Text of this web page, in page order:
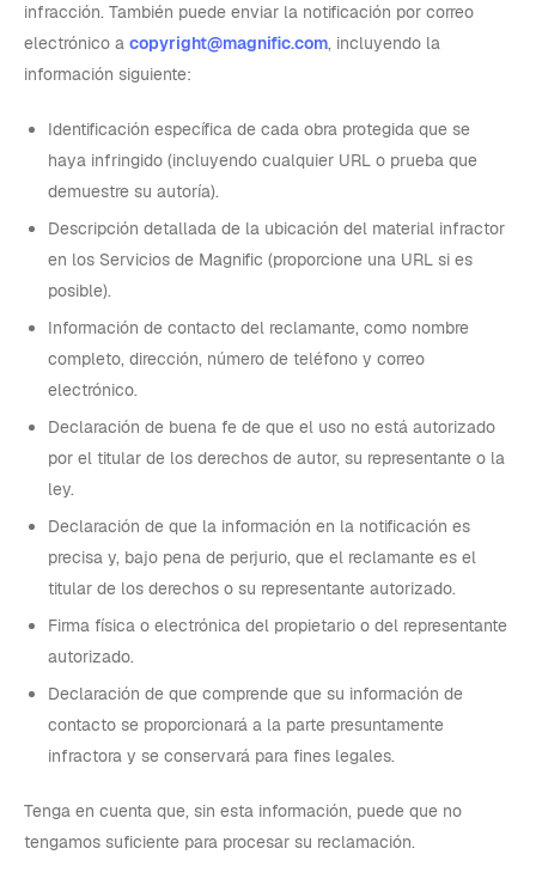
infracción. También puede enviar la notificación por correo
electrónico a copyright@magnific.com, incluyendo la
información siguiente:
Identificación específica de cada obra protegida que se
haya infringido (incluyendo cualquier URL o prueba que
demuestre su autoría).
Descripción detallada de la ubicación del material infractor
en los Servicios de Magnific (proporcione una URL si es
posible).
Información de contacto del reclamante, como nombre
completo, dirección, número de teléfono y correo
electrónico.
Declaración de buena fe de que el uso no está autorizado
por el titular de los derechos de autor, su representante o la
ley.
Declaración de que la información en la notificación es
precisa y, bajo pena de perjurio, que el reclamante es el
titular de los derechos o su representante autorizado.
Firma física o electrónica del propietario o del representante
autorizado.
Declaración de que comprende que su información de
contacto se proporcionará a la parte presuntamente
infractora y se conservará para fines legales.
Tenga en cuenta que, sin esta información, puede que no
tengamos suficiente para procesar su reclamación.